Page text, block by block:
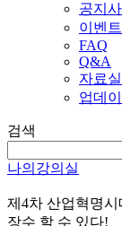
공지
이벤트
FAQ
Q&A
자료실
업데
검색
나의강의실
제4차 산업혁명
장수 할 수 있다!